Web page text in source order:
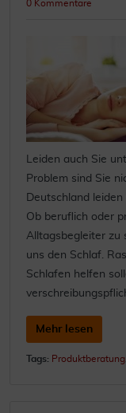
0 Kommentare
Leiden auch Sie
Problem sind Sie
Deutschland
Ob beruflich oder
Alltagsbegleiter zu
uns den Schlaf.
Schlafen helfen
Mehr lesen
Tags: Produktberatung